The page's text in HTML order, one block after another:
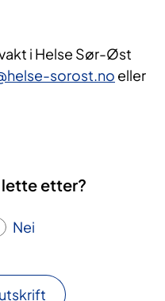
i Helse Sør-Øst
sorost.no eller
etter?
Nei